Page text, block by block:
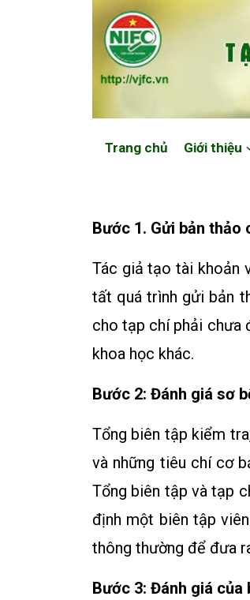
Website: https://vjfc.nifc.gov.vn/
Trang chủ Giới thiệu
Bước 1. Gửi bản thảo
Tác giả tạo tài khoản
tất quá trình gửi bản
cho tạp chí phải chưa
khoa học khác.
Bước 2: Đánh giá sơ
Tổng biên tập kiểm
và những tiêu chí cơ
Tổng biên tập và tạp
định một biên tập
thông thường để đưa
Bước 3: Đánh giá của